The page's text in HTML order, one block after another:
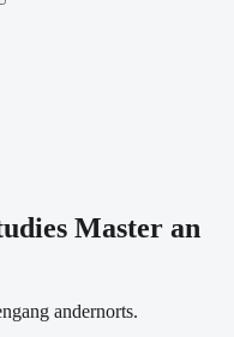
Master an
andernorts.